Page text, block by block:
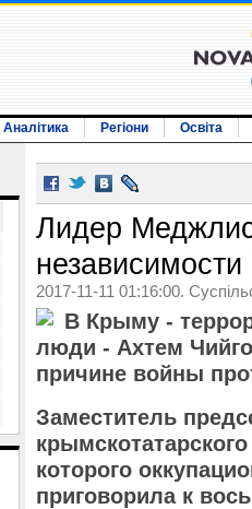
Аналітика Регіони Освіта
Лидер
2017-11-11 01:16:00.
В Крыму -
люди - Ахтем
причине войны
Заместитель
которого
приговорила к